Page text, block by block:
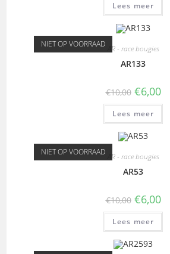
Lees meer
NIET OP VOORRAAD AR - race bougies
AR133
€10,00 €6,00
Lees meer
NIET OP VOORRAAD AR - race bougies
AR53
€10,00 €6,00
Lees meer